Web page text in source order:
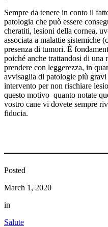
Sempre da tenere in conto il
patologia che può essere
cheratiti, lesioni della cornea,
associata a malattie sistemiche
presenza di tumori. È
poiché anche trattandosi di una
prendere con leggerezza, in
avvisaglia di patologie più
intervento per non rischiare
questo motivo quanto notate
vostro cane vi dovete sempre
fiducia.
Posted
March 1, 2020
in
Salute